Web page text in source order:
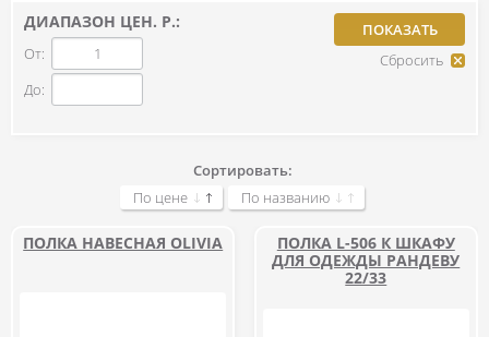
ДИАПАЗОН ЦЕН. Р.:
От:
До:
Сортировать:
По цене
По названию
ПОЛКА НАВЕСНАЯ OLIVIA
ПОЛКА L-506 К ШКАФУ
ДЛЯ ОДЕЖДЫ РАНДЕВУ
22/33